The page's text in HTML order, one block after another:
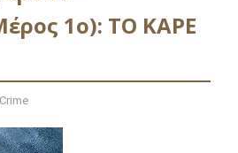
1ο): ΤΟ ΚΑΡΕ
Crime